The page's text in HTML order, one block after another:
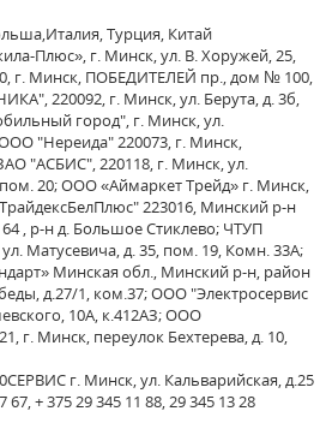
Турция, Китай
Плюс», г. Минск, ул. В. Хоружей, 25,
г. Минск, ПОБЕДИТЕЛЕЙ пр., дом № 100,
220092, г. Минск, ул. Берута, д. 3б,
город", г. Минск, ул.
"Нереида" 220073, г. Минск,
"АСБИС", 220118, г. Минск, ул.
20; ООО «Аймаркет Трейд» г. Минск,
223016, Минский р-н
, р-н д. Большое Стиклево; ЧТУП
Матусевича, д. 35, пом. 19, Комн. 33А;
Минская обл., Минский р-н, район
д.27/1, ком.37; ООО "Электросервис
10А, к.412АЗ; ООО
г. Минск, переулок Бехтерева, д. 10,
г. Минск, ул. Кальварийская, д.25
67, + 375 29 345 11 88, 29 345 13 28